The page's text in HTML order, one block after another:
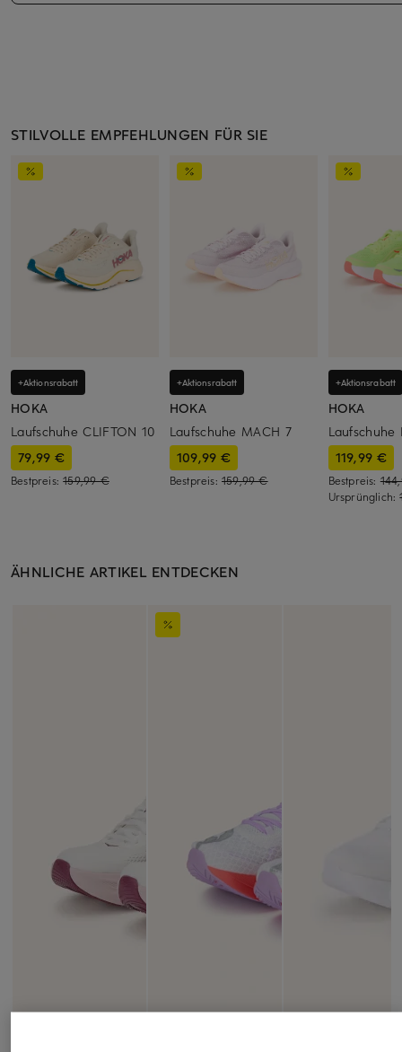
STILVOLLE EMPFEHLUNGEN FÜR SIE
+Aktionsrabatt
HOKA
Laufschuhe CLIFTON 10
79,99 €
Bestpreis:159,99 €
+Aktionsrabatt
HOKA
Laufschuhe MACH 7
109,99 €
Bestpreis: 159,99 €
+Aktionsrabatt
HOKA
Laufschuhe
119,99 €
Bestpreis:
Ursprünglich:
ÄHNLICHE ARTIKEL ENTDECKEN